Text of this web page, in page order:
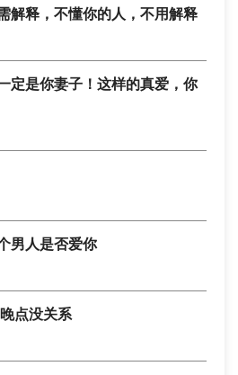
解释，不懂你的人，不用解释
定是你妻子！这样的真爱，你
男人是否爱你
点没关系